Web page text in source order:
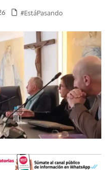
#EstáPasando